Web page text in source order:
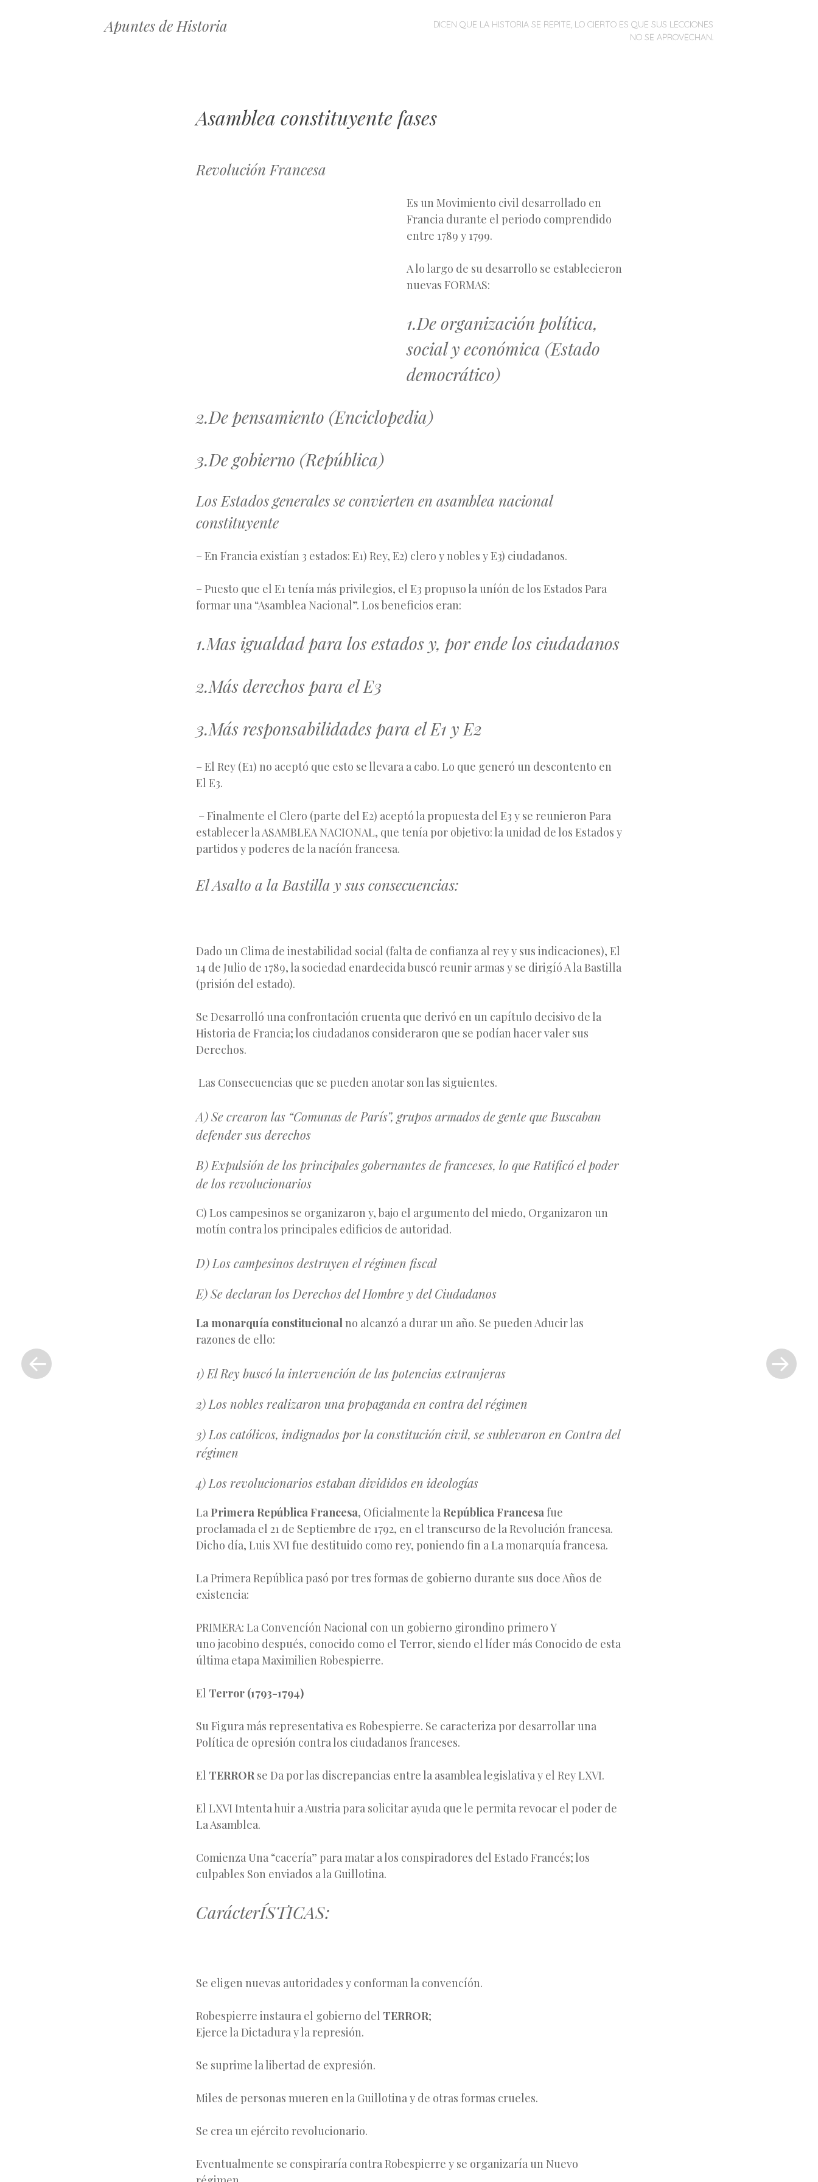
Apuntes de Historia MENÚ
SALTARDICEN QUE LA HISTORIA SE REPITE, LO CIERTO ES QUE SUS LECCIONES
NO SE APROVECHAN.
Asamblea constituyente fases
Revolución Francesa
Es un Movimiento civil desarrollado en
Francia durante el periodo comprendido
entre 1789 y 1799.
A lo largo de su desarrollo se establecieron
nuevas FORMAS:
1.De organización política,
social y económica (Estado
democrático)
2.De pensamiento (Enciclopedia)
3.De gobierno (República)
Los Estados generales se convierten en asamblea nacional
constituyente
– En Francia existían 3 estados: E1) Rey, E2) clero y nobles y E3) ciudadanos.
– Puesto que el E1 tenía más privilegios, el E3 propuso la uníón de los Estados Para
formar una “Asamblea Nacional”. Los beneficios eran:
1.Mas igualdad para los estados y, por ende los ciudadanos
2.Más derechos para el E3
3.Más responsabilidades para el E1 y E2
– El Rey (E1) no aceptó que esto se llevara a cabo. Lo que generó un descontento en
El E3.
– Finalmente el Clero (parte del E2) aceptó la propuesta del E3 y se reunieron Para
establecer la ASAMBLEA NACIONAL, que tenía por objetivo: la unidad de los Estados y
partidos y poderes de la nacíón francesa.
El Asalto a la Bastilla y sus consecuencias:
Dado un Clima de inestabilidad social (falta de confianza al rey y sus indicaciones), El
14 de Julio de 1789, la sociedad enardecida buscó reunir armas y se dirigíó A la Bastilla
(prisión del estado).
Se Desarrolló una confrontación cruenta que derivó en un capítulo decisivo de la
Historia de Francia; los ciudadanos consideraron que se podían hacer valer sus
Derechos.
Las Consecuencias que se pueden anotar son las siguientes.
A) Se crearon las “Comunas de París”, grupos armados de gente que Buscaban
defender sus derechos
B) Expulsión de los principales gobernantes de franceses, lo que Ratificó el poder
de los revolucionarios
C) Los campesinos se organizaron y, bajo el argumento del miedo, Organizaron un
motín contra los principales edificios de autoridad.
D) Los campesinos destruyen el régimen fiscal
E) Se declaran los Derechos del Hombre y del Ciudadanos
La monarquía constitucionalno alcanzó a durar un año. Se pueden Aducir las
razones de ello:
1) El Rey buscó la intervención de las potencias extranjeras
2) Los nobles realizaron una propaganda en contra del régimen
3) Los católicos, indignados por la constitución civil, se sublevaron en Contra del
régimen
4) Los revolucionarios estaban divididos en ideologías
La Primera República Francesa, Oficialmente la República Francesafue
proclamada el 21 de Septiembre de 1792, en el transcurso de la Revolución francesa.
Dicho día, Luis XVI fue destituido como rey, poniendo fin a La monarquía francesa.
La Primera República pasó por tres formas de gobierno durante sus doce Años de
existencia:
PRIMERA: La Convencíón Nacional con un gobierno girondino primero Y
uno jacobino después, conocido como el Terror, siendo el líder más Conocido de esta
última etapa Maximilien Robespierre.
El Terror (1793-1794)
Su Figura más representativa es Robespierre. Se caracteriza por desarrollar una
Política de opresión contra los ciudadanos franceses.
El TERRORse Da por las discrepancias entre la asamblea legislativa y el Rey LXVI.
El LXVI Intenta huir a Austria para solicitar ayuda que le permita revocar el poder de
La Asamblea.
Comienza Una “cacería” para matar a los conspiradores del Estado Francés; los
culpables Son enviados a la Guillotina.
CarácterÍSTICAS:
Se eligen nuevas autoridades y conforman la convencíón.
Robespierre instaura el gobierno del TERROR;
Ejerce la Dictadura y la represión.
Se suprime la libertad de expresión.
Miles de personas mueren en la Guillotina y de otras formas crueles.
Se crea un ejército revolucionario.
Eventualmente se conspiraría contra Robespierre y se organizaría un Nuevo
Entrada
anterior
entrada